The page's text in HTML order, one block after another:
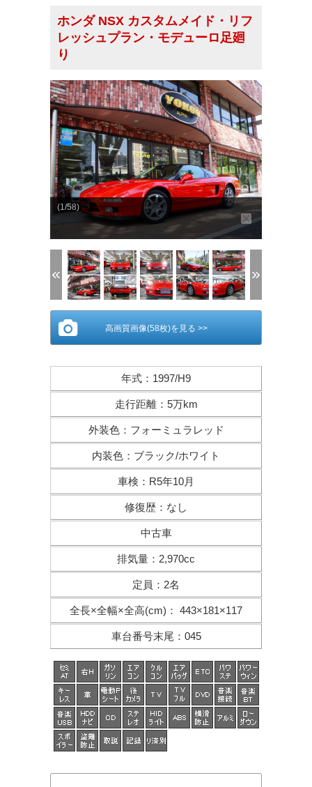
ホンダ NSX カスタムメイド・リフ
レッシュプラン・モデューロ足廻
り
(1/58)
高画質画像(58枚)を見る >>
年式 ： 1997/H9
走行距離： 5万km
外装色： フォーミュラレッド
内装色 ： ブラック/ホワイト
車検 ： R5年10月
修復歴 ： なし
中古車
排気量 ： 2,970cc
定員 ： 2名
全長×全幅×全高(cm) ： 443×181×117
車台番号末尾 ： 045